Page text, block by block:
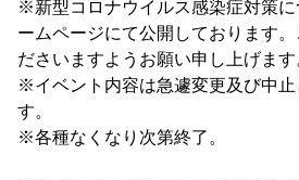
※新型コロナウイルス感染症対策
ームページにて公開しております
ださいますようお願い申し上げます
※イベント内容は急遽変更及び中止
す。
※各種なくなり次第終了。